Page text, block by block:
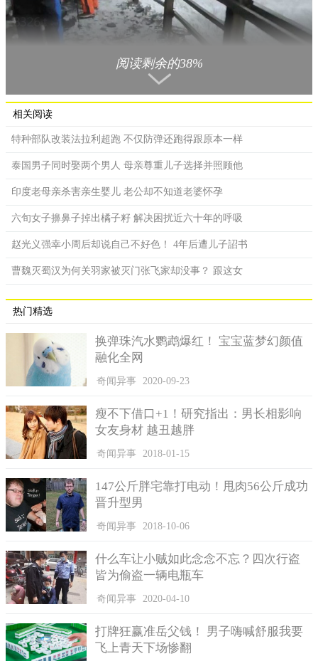
玉山早上八点降下初雪。
阅读剩余的38%
相关阅读
特种部队改装法拉利超跑 不仅防弹还跑得跟原本一样
泰国男子同时娶两个男人 母亲尊重儿子选择并照顾他
印度老母亲杀害亲生婴儿 老公却不知道老婆怀孕
六旬女子擤鼻子掉出橘子籽 解决困扰近六十年的呼吸
赵光义强幸小周后却说自己不好色！ 4年后遭儿子詔书
曹魏灭蜀汉为何关羽家被灭门张飞家却没事？ 跟这女
热门精选
换弹珠汽水鹦鹉爆红！ 宝宝蓝梦幻颜值
融化全网
奇闻异事 2020-09-23
瘦不下借口+1！研究指出：男长相影响
女友身材 越丑越胖
奇闻异事 2018-01-15
147公斤胖宅靠打电动！甩肉56公斤成功
晋升型男
奇闻异事 2018-10-06
什么车让小贼如此念念不忘？四次行盗
皆为偷盗一辆电瓶车
奇闻异事 2020-04-10
打牌狂赢准岳父钱！ 男子嗨喊舒服我要
飞上青天下场惨翻